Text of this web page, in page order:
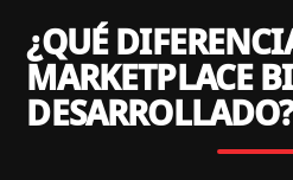
¿QUÉ
MARKETPLACE
DESARROLLADO?